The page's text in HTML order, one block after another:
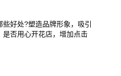
好处?塑造品牌形象，吸引
否用心开花店，增加点击